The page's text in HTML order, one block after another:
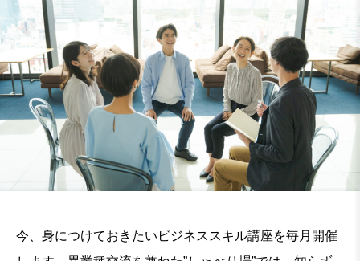
今、身につけておきたいビジネススキル講座を毎月開催